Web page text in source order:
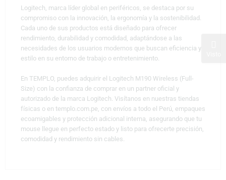
Logitech, marca líder global en periféricos, se destaca por su
compromiso con la innovación, la ergonomía y la sostenibilidad.
Cada uno de sus productos está diseñado para ofrecer
rendimiento, durabilidad y comodidad, adaptándose a las
necesidades de los usuarios modernos que buscan eficiencia y
estilo en su entorno de trabajo o entretenimiento.
En TEMPLO, puedes adquirir el Logitech M190 Wireless (Full-
Size) con la confianza de comprar en un partner oficial y
autorizado de la marca Logitech. Visítanos en nuestras tiendas
físicas o en templo.com.pe, con envíos a todo el Perú, empaques
ecoamigables y protección adicional interna, asegurando que tu
mouse llegue en perfecto estado y listo para ofrecerte precisión,
comodidad y rendimiento sin cables.